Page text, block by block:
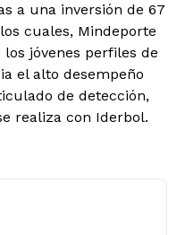
a una inversión de 67
cuales, Mindeporte
jóvenes perfiles de
el alto desempeño
de detección,
realiza con Iderbol.